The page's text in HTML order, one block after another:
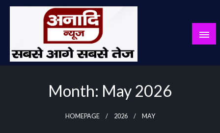
Skip
Month: May 2026
HOMEPAGE 2026 MAY